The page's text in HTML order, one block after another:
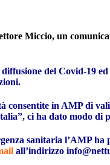
Miccio, un
del Covid-19
in AMP di
ci ha dato modo
sanitaria l’AMP
all’indirizzo